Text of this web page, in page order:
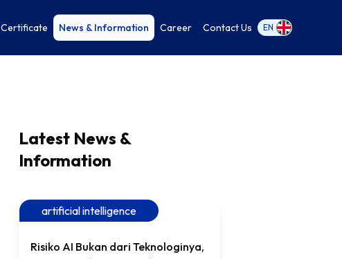
Certificate News & Information Career Contact Us EN
Latest News &
Information
artificial intelligence
Risiko AI Bukan dari Teknologinya,